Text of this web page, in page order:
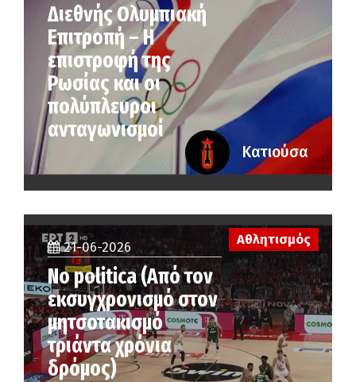
Διεθνής Ολυμπιακή
Επιτροπή – Η
επιστροφή της
Ρωσίας και οι
πολύπλευροι
ανταγωνισμοί
Κατιούσα
21-06-2026
No politica (Από τον
εκσυγχρονισμό στον
μητσοτακισμό
τριάντα χρόνια
δρόμος)
Αθλητισμός